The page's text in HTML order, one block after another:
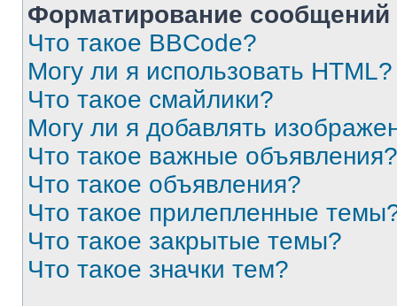
Форматирование
Что такое BBCode?
Могу ли я использовать HTML?
Что такое смайлики?
Могу ли я добавлять
Что такое важные объявления?
Что такое объявления?
Что такое прилепленные
Что такое закрытые темы?
Что такое значки тем?